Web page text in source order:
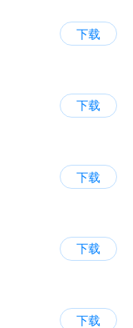
下载
下载
下载
下载
下载